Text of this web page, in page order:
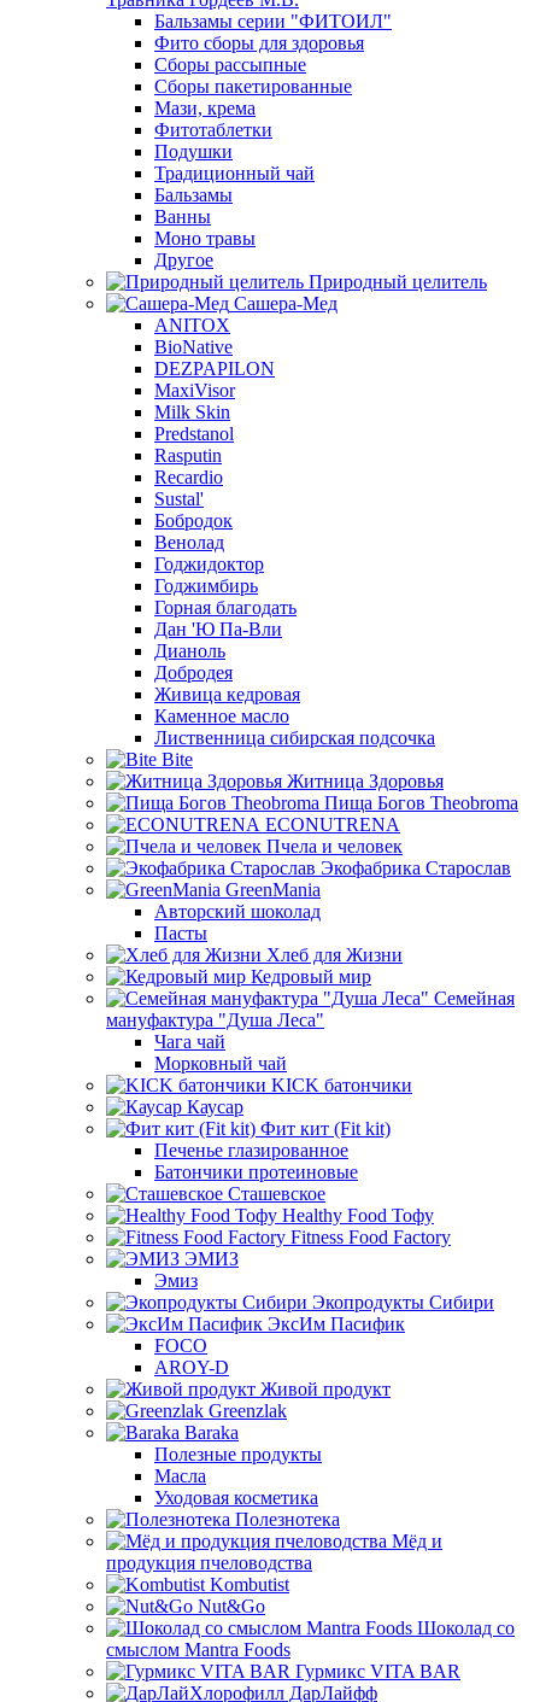
Бальзамы серии "ФИТОИЛ"
Фито сборы для здоровья
Сборы рассыпные
Сборы пакетированные
Мази, крема
Фитотаблетки
Подушки
Традиционный чай
Бальзамы
Ванны
Моно травы
Другое
Природный целитель
Сашера-Мед
ANITOX
BioNative
DEZPAPILON
MaxiVisor
Milk Skin
Predstanol
Rasputin
Recardio
Sustal'
Бобродок
Венолад
Годжидоктор
Годжимбирь
Горная благодать
Дан 'Ю Па-Вли
Дианоль
Добродея
Живица кедровая
Каменное масло
Лиственница сибирская подсочка
Bite
Житница Здоровья
Пища Богов Theobroma
ECONUTRENA
Пчела и человек
Экофабрика Старослав
GreenMania
Авторский шоколад
Пасты
Хлеб для Жизни
Кедровый мир
Семейная
мануфактура "Душа Леса"
Чага чай
Морковный чай
KICK батончики
Каусар
Фит кит (Fit kit)
Печенье глазированное
Батончики протеиновые
Сташевское
Healthy Food Тофу
Fitness Food Factory
ЭМИЗ
Эмиз
Экопродукты Сибири
ЭксИм Пасифик
FOCO
AROY-D
Живой продукт
Greenzlak
Baraka
Полезные продукты
Масла
Уходовая косметика
Полезнотека
Мёд и
продукция пчеловодства
Kombutist
Nut&Go
Шоколад со
смыслом Mantra Foods
Гурмикс VITA BAR